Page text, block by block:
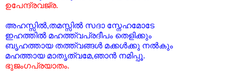
ഉപേന്ദ്രവജ്ര.
അഹസ്സില്‍,തമസ്സില്‍ സദാ സ്നേഹമോടേ
ഇഹത്തില്‍ മഹത്ത്വപ്രദീപം തെളിക്കും
ബൃഹത്തായ തത്ത്വങ്ങള്‍ മക്കള്‍ക്കു നല്‍കും
മഹത്തായ മാതൃത്വമേ,ഞാന്‍ നമിപ്പൂ.
ഭുജംഗപ്രയാതം.